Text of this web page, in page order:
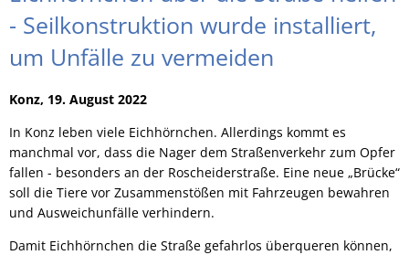
- Seilkonstruktion wurde installiert,
um Unfälle zu vermeiden
Konz, 19. August 2022
In Konz leben viele Eichhörnchen. Allerdings kommt es
manchmal vor, dass die Nager dem Straßenverkehr zum Opfer
fallen - besonders an der Roscheiderstraße. Eine neue „Brücke“
soll die Tiere vor Zusammenstößen mit Fahrzeugen bewahren
und Ausweichunfälle verhindern.
Damit Eichhörnchen die Straße gefahrlos überqueren können,